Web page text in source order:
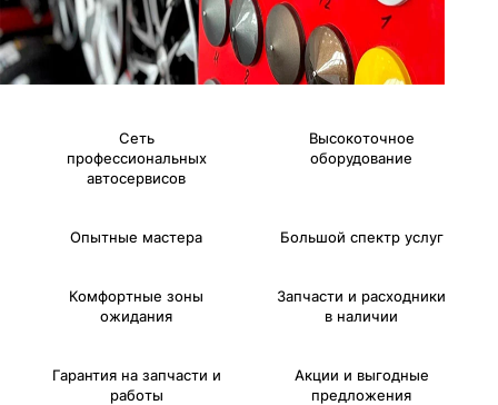
Сеть
профессиональных
автосервисов
Высокоточное
оборудование
Опытные мастера Большой спектр услуг
Комфортные зоны
ожидания
Запчасти и расходники
в наличии
Гарантия на запчасти и
работы
Акции и выгодные
предложения